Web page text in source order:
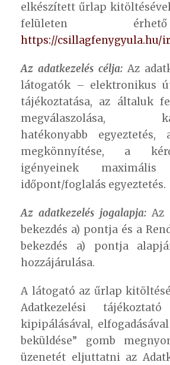
elkészített űrlap
felületen
https://csillagfenygyula.hu/
Az adatkezelés célja: Az
látogatók – elektronikus
tájékoztatása, az általuk
megválaszolása,
hatékonyabb egyeztetés,
megkönnyítése, a
igényeinek maximális
időpont/foglalás egyeztetés.
Az adatkezelés jogalapja:Az
bekezdés a) pontja és a
bekezdés a) pontja
hozzájárulása.
A látogató az űrlap
Adatkezelési
kipipálásával,
beküldése” gomb
üzenetét eljuttatni az